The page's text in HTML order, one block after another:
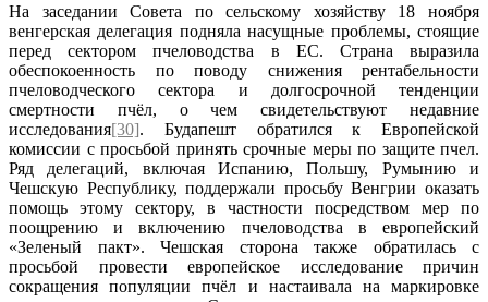
На заседании Совета по сельскому хозяйству 18 ноября
венгерская делегация подняла насущные проблемы, стоящие
перед сектором пчеловодства в ЕС. Страна выразила
обеспокоенность по поводу снижения рентабельности
пчеловодческого сектора и долгосрочной тенденции
смертности пчёл, о чем свидетельствуют недавние
исследования[30]. Будапешт обратился к Европейской
комиссии с просьбой принять срочные меры по защите пчел.
Ряд делегаций, включая Испанию, Польшу, Румынию и
Чешскую Республику, поддержали просьбу Венгрии оказать
помощь этому сектору, в частности посредством мер по
поощрению и включению пчеловодства в европейский
«Зеленый пакт». Чешская сторона также обратилась с
просьбой провести европейское исследование причин
сокращения популяции пчёл и настаивала на маркировке